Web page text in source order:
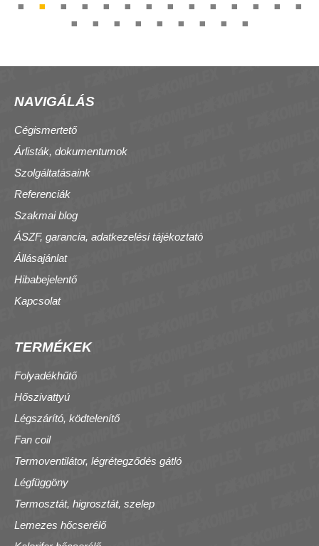
NAVIGÁLÁS
Cégismertető
Árlisták, dokumentumok
Szolgáltatásaink
Referenciák
Szakmai blog
ÁSZF, garancia, adatkezelési tájékoztató
Állásajánlat
Hibabejelentő
Kapcsolat
TERMÉKEK
Folyadékhűtő
Hőszivattyú
Légszárító, ködtelenítő
Fan coil
Termoventilátor, légrétegződés gátló
Légfüggöny
Termosztát, higrosztát, szelep
Lemezes hőcserélő